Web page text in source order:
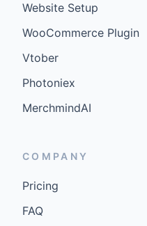
Website Setup
WooCommerce Plugin
Vtober
Photoniex
MerchmindAI
COMPANY
Pricing
FAQ